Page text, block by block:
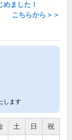
めました！
こちらから＞＞
します
土 日 祝